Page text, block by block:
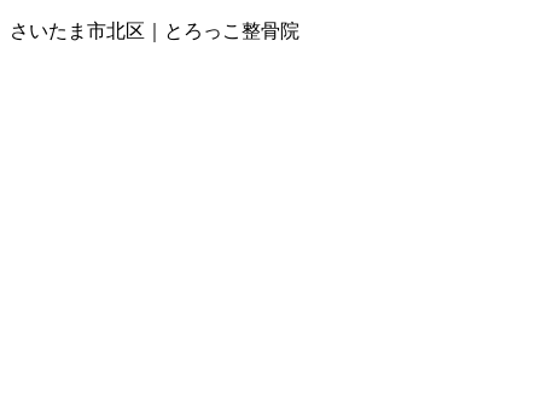
さいたま市北区｜とろっこ整骨院